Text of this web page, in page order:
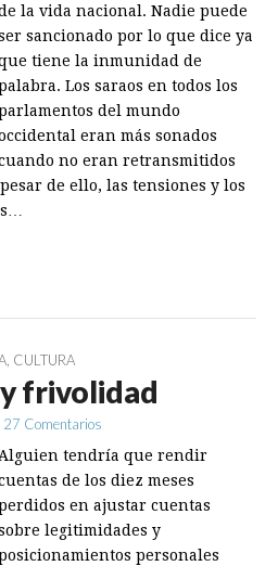
la vida nacional. Nadie puede
sancionado por lo que dice ya
tiene la inmunidad de
Los saraos en todos los
del mundo
eran más sonados
no eran retransmitidos
de ello, las tensiones y los
CULTURA
frivolidad
27 Comentarios
tendría que rendir
de los diez meses
en ajustar cuentas
legitimidades y
personales